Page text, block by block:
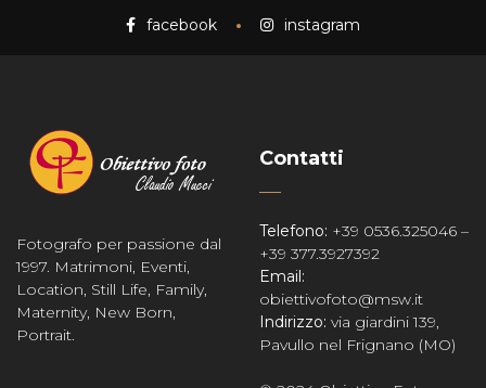
facebook instagram
Fotografo per passione dal
1997. Matrimoni, Eventi,
Location, Still Life, Family,
Maternity, New Born,
Portrait.
Contatti
Telefono: +39 0536.325046 –
+39 377.3927392
Email:
obiettivofoto@msw.it
Indirizzo: via giardini 139,
Pavullo nel Frignano (MO)